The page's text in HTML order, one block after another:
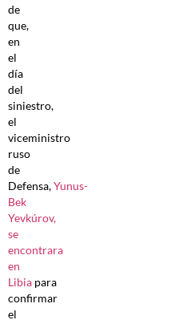
de
que,
en
el
día
del
siniestro,
el
viceministro
ruso
de
Defensa,Yunus-
Bek
Yevkúrov,
se
encontrara
en
Libia para
confirmar
el